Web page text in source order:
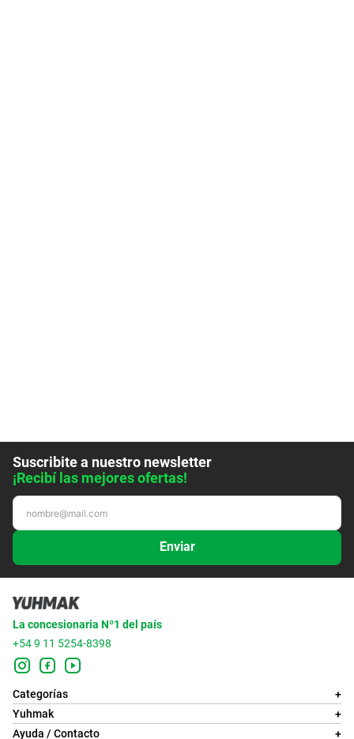
Suscribite a nuestro newsletter
¡Recibí las mejores ofertas!
Enviar
La concesionaria Nº1 del país
+54 9 11 5254-8398
Categorías
+
Yuhmak
+
Ayuda / Contacto
+